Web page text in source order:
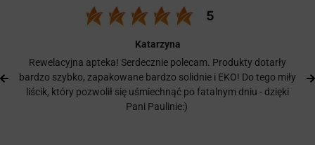
Katarzyna
Rewelacyjna apteka! Serdecznie polecam. Produkty dotarły
bardzo szybko, zapakowane bardzo solidnie i EKO! Do tego miły
liścik, który pozwolił się uśmiechnąć po fatalnym dniu - dzięki
Pani Paulinie:)